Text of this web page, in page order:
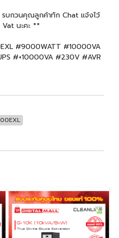
รบกวนคุณลูกค้าทัก Chat แจ้งไว้
Vat นะคะ **
#9000WATT #10000VA
#+10000VA #230V #AVR